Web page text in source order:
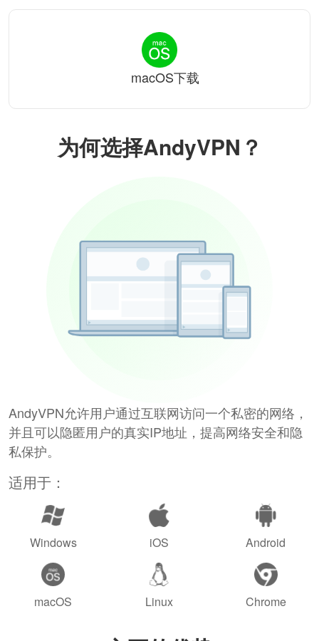
为何选择AndyVPN？
AndyVPN允许用户通过互联网访问一个私密的网络，
并且可以隐匿用户的真实IP地址，提高网络安全和隐
私保护。
适用于：
Windows iOS Android
macOS Linux Chrome
macOS下载